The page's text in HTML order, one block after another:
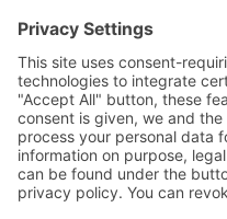
fenster finanzierung
wellness
holz
sicherheit
türen
wintergarten